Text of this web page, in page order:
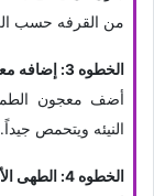
من القرفه حسب
الخطوه 3: إضافه معجون الطماطم
النیئه ویتحمص جیداً.
الخطوه 4: الطهی الأولی